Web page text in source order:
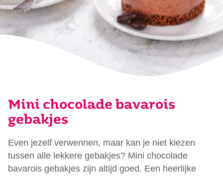
Mini chocolade bavarois
gebakjes
Even jezelf verwennen, maar kan je niet kiezen
tussen alle lekkere gebakjes? Mini chocolade
bavarois gebakjes zijn altijd goed. Een heerlijke